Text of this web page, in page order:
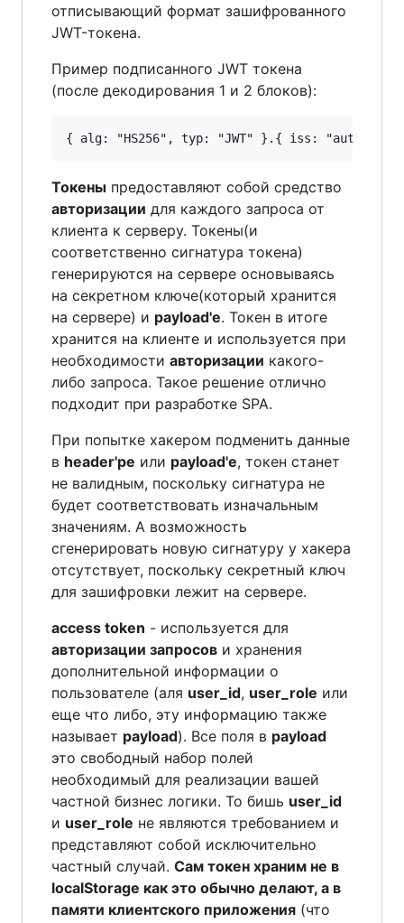
отписывающий формат зашифрованного
JWT-токена.
Пример подписанного JWT токена
(после декодирования 1 и 2 блоков):
Токены предоставляют собой средство
авторизации для каждого запроса от
клиента к серверу. Токены(и
соответственно сигнатура токена)
генерируются на сервере основываясь
на секретном ключе(который хранится
на сервере) и payload'e. Токен в итоге
хранится на клиенте и используется при
необходимости авторизации какого-
либо запроса. Такое решение отлично
подходит при разработке SPA.
При попытке хакером подменить данные
в header'ре или payload'е, токен станет
не валидным, поскольку сигнатура не
будет соответствовать изначальным
значениям. А возможность
сгенерировать новую сигнатуру у хакера
отсутствует, поскольку секретный ключ
для зашифровки лежит на сервере.
access token - используется для
авторизации запросов и хранения
дополнительной информации о
пользователе (аля user_id, user_role или
еще что либо, эту информацию также
называет payload). Все поля в payload
это свободный набор полей
необходимый для реализации вашей
частной бизнес логики. То бишь user_id
и user_role не являются требованием и
представляют собой исключительно
частный случай. Сам токен храним не в
localStorage как это обычно делают, а в
памяти клиентского приложения (что